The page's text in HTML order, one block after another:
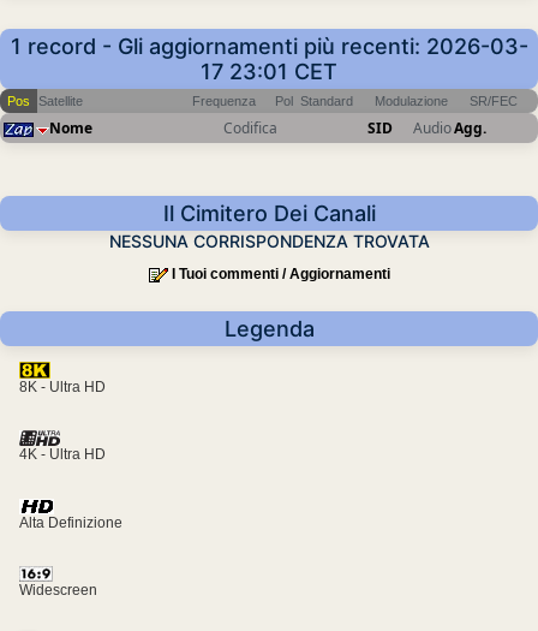
1 record - Gli aggiornamenti più recenti: 2026-03-
17 23:01 CET
Pos Satellite Frequenza Pol Standard Modulazione SR/FEC
Nome Codifica SID AudioAgg.
Il Cimitero Dei Canali
NESSUNA CORRISPONDENZA TROVATA
I Tuoi commenti / Aggiornamenti
Legenda
8K - Ultra HD
4K - Ultra HD
Alta Definizione
Widescreen